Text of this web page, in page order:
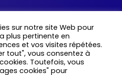
sur notre site Web pour
plus pertinente en
et vos visites répétées.
tout", vous consentez à
Toutefois, vous
cookies" pour